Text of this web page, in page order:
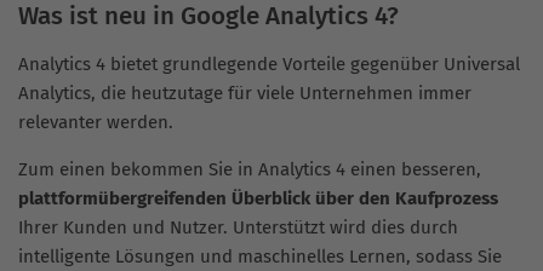
Was ist neu in Google Analytics 4?
Analytics 4 bietet grundlegende Vorteile gegenüber Universal
Analytics, die heutzutage für viele Unternehmen immer
relevanter werden.
Zum einen bekommen Sie in Analytics 4 einen besseren,
plattformübergreifenden Überblick über den Kaufprozess
Ihrer Kunden und Nutzer. Unterstützt wird dies durch
intelligente Lösungen und maschinelles Lernen, sodass Sie